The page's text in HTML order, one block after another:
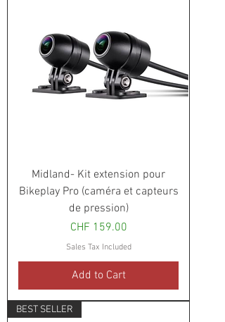
Midland- Kit extension pour
Bikeplay Pro (caméra et capteurs
de pression)
Price
CHF 159.00
Sales Tax Included
Add to Cart
BEST SELLER